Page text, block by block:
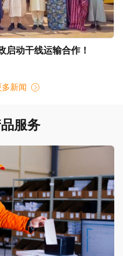
启动干线运输合作！
多新闻
服务